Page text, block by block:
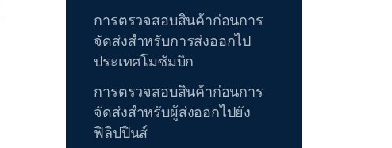
การตรวจสอบสินค้าก่อนการ
จัดส่งสำหรับการส่งออกไป
ประเทศโมซัมบิก
การตรวจสอบสินค้าก่อนการ
จัดส่งสำหรับผู้ส่งออกไปยัง
ฟิลิปปินส์